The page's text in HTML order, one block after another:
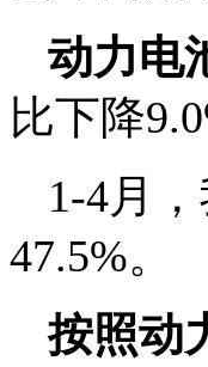
动力电
比下降
1-4月
47.5%。
按照动